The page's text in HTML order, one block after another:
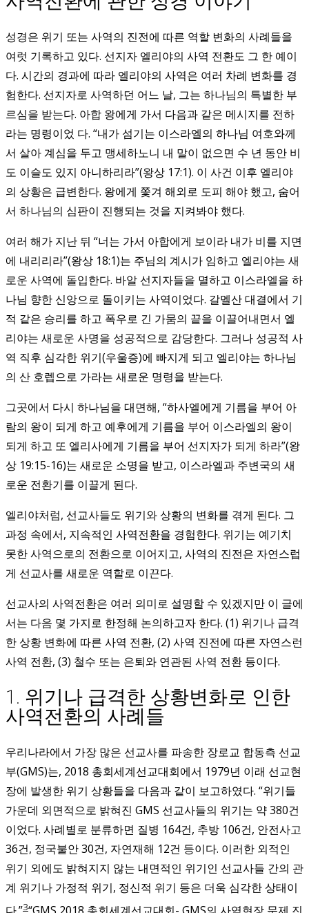
성경은 위기 또는 사역의 진전에 따른 역할 변화의 사례들을
여럿 기록하고 있다. 선지자 엘리야의 사역 전환도 그 한 예이
다. 시간의 경과에 따라 엘리야의 사역은 여러 차례 변화를 경
험한다. 선지자로 사역하던 어느 날, 그는 하나님의 특별한 부
르심을 받는다. 아합 왕에게 가서 다음과 같은 메시지를 전하
라는 명령이었 다. “내가 섬기는 이스라엘의 하나님 여호와께
서 살아 계심을 두고 맹세하노니 내 말이 없으면 수 년 동안 비
도 이슬도 있지 아니하리라”(왕상 17:1). 이 사건 이후 엘리야
의 상황은 급변한다. 왕에게 쫓겨 해외로 도피 해야 했고, 숨어
서 하나님의 심판이 진행되는 것을 지켜봐야 했다.
여러 해가 지난 뒤 “너는 가서 아합에게 보이라 내가 비를 지면
에 내리리라”(왕상 18:1)는 주님의 계시가 임하고 엘리야는 새
로운 사역에 돌입한다. 바알 선지자들을 멸하고 이스라엘을 하
나님 향한 신앙으로 돌이키는 사역이었다. 갈멜산 대결에서 기
적 같은 승리를 하고 폭우로 긴 가뭄의 끝을 이끌어내면서 엘
리야는 새로운 사명을 성공적으로 감당한다. 그러나 성공적 사
역 직후 심각한 위기(우울증)에 빠지게 되고 엘리야는 하나님
의 산 호렙으로 가라는 새로운 명령을 받는다.
그곳에서 다시 하나님을 대면해, “하사엘에게 기름을 부어 아
람의 왕이 되게 하고 예후에게 기름을 부어 이스라엘의 왕이
되게 하고 또 엘리사에게 기름을 부어 선지자가 되게 하라”(왕
상 19:15-16)는 새로운 소명을 받고, 이스라엘과 주변국의 새
로운 전환기를 이끌게 된다.
엘리야처럼, 선교사들도 위기와 상황의 변화를 겪게 된다. 그
과정 속에서, 지속적인 사역전환을 경험한다. 위기는 예기치
못한 사역으로의 전환으로 이어지고, 사역의 진전은 자연스럽
게 선교사를 새로운 역할로 이끈다.
선교사의 사역전환은 여러 의미로 설명할 수 있겠지만 이 글에
서는 다음 몇 가지로 한정해 논의하고자 한다. (1) 위기나 급격
한 상황 변화에 따른 사역 전환, (2) 사역 진전에 따른 자연스런
사역 전환, (3) 철수 또는 은퇴와 연관된 사역 전환 등이다.
1. 위기나 급격한 상황변화로 인한
사역전환의 사례들
우리나라에서 가장 많은 선교사를 파송한 장로교 합동측 선교
부(GMS)는, 2018 총회세계선교대회에서 1979년 이래 선교현
장에 발생한 위기 상황들을 다음과 같이 보고하였다. “위기들
가운데 외면적으로 밝혀진 GMS 선교사들의 위기는 약 380건
이었다. 사례별로 분류하면 질병 164건, 추방 106건, 안전사고
36건, 정국불안 30건, 자연재해 12건 등이다. 이러한 외적인
위기 외에도 밝혀지지 않는 내면적인 위기인 선교사들 간의 관
계 위기나 가정적 위기, 정신적 위기 등은 더욱 심각한 상태이
3